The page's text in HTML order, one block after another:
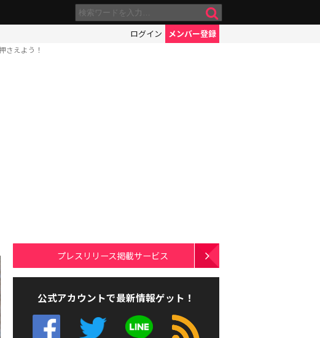
ログイン メンバー登録
さえよう！
プレスリリース掲載サービス
公式アカウントで最新情報ゲット！